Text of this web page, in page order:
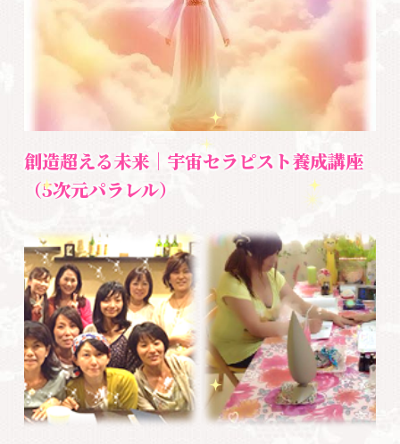
悩み・体験談
養成講座
2026.06.12
【体験談】エンジェルセラピーの講座を
受けてサイキック・カードリーダーに
お知らせ
勉強会・セミナー
6月の超・宇宙教室のご案内｜自分軸・
宇宙軸・◯◯軸とは？
養成講座
2026.06.09
創造超える未来｜宇宙セラピスト養成講
座（5次元パラレル）
創造超える未来｜宇宙セラピスト養成講座
（5次元パラレル）